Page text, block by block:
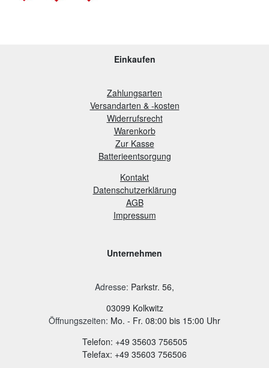
Einkaufen
Zahlungsarten
Versandarten & -kosten
Widerrufsrecht
Warenkorb
Zur Kasse
Batterieentsorgung
Kontakt
Datenschutzerklärung
AGB
Impressum
Unternehmen
Adresse: Parkstr. 56,
03099 Kolkwitz
Öffnungszeiten: Mo. - Fr. 08:00 bis 15:00 Uhr
Telefon: +49 35603 756505
Telefax: +49 35603 756506